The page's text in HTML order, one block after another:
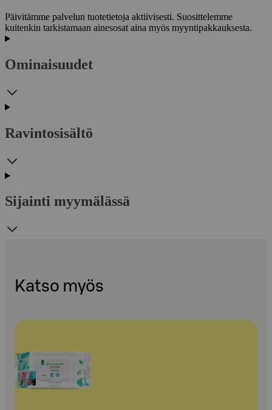
Päivitämme palvelun tuotetietoja aktiivisesti. Suosittelemme
kuitenkin tarkistamaan ainesosat aina myös myyntipakkauksesta.
Ominaisuudet
Ravintosisältö
Sijainti myymälässä
Katso myös